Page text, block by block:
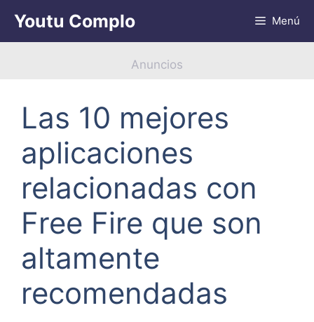
contenido
Youtu Complo Menú
Anuncios
Las 10 mejores
aplicaciones
relacionadas con
Free Fire que son
altamente
recomendadas